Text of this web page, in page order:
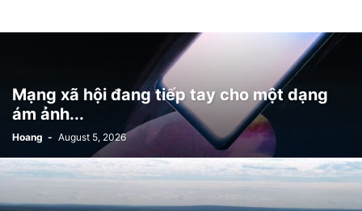
Mạng xã hội đang tiếp tay cho một dạng
ám ảnh...
Hoang - August 5, 2026